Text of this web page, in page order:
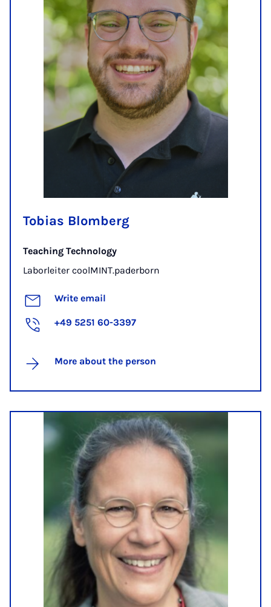
Tobias Blomberg
Teaching Technology
Laborleiter coolMINT.paderborn
Write email
+49 5251 60-3397
More about the person